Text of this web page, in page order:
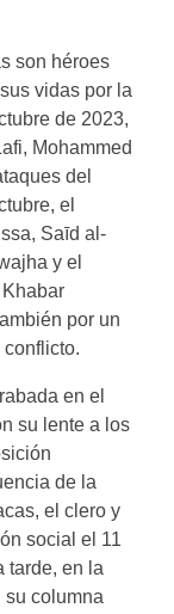
son héroes
vidas por la
de 2023,
Mohammed
del
el
Saīd al-
y el
por un
en el
su lente a los
de la
el clero y
social el 11
tarde, en la
columna